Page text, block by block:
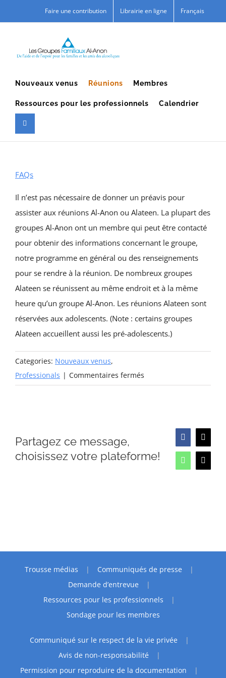
to
Faire une contribution Librairie en ligne Français
Nouveaux venus Réunions Membres
Ressources pour les professionnels Calendrier
FAQs
Il n’est pas nécessaire de donner un préavis pour
assister aux réunions Al-Anon ou Alateen. La plupart des
groupes Al-Anon ont un membre qui peut être contacté
pour obtenir des informations concernant le groupe,
notre programme en général ou des renseignements
pour se rendre à la réunion. De nombreux groupes
Alateen se réunissent au même endroit et à la même
heure qu’un groupe Al-Anon. Les réunions Alateen sont
réservées aux adolescents. (Note : certains groupes
Alateen accueillent aussi les pré-adolescents.)
Categories: Nouveaux venus,
Professionals | Commentaires fermés
Ai-
vous?
Partagez ce message,
choisissez votre plateforme!
Facebook
X
WhatsApp
Email
Trousse médias
Communiqués de presse
Demande d’entrevue
Ressources pour les professionnels
Sondage pour les membres
Communiqué sur le respect de la vie privée
Avis de non-responsabilité
Permission pour reproduire de la documentation